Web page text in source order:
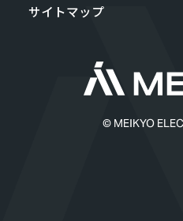
サイトマップ
© MEIKYO